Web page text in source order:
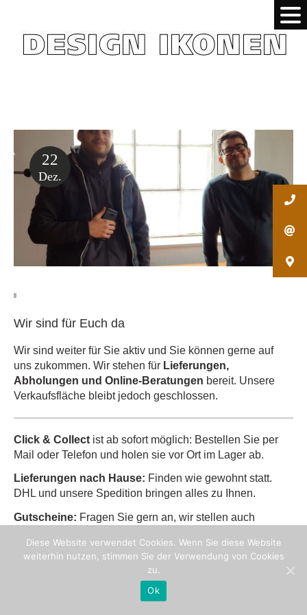
22
Dez.
Wir sind für Euch da
Wir sind weiter für Sie aktiv und Sie können gerne auf
uns zukommen. Wir stehen für Lieferungen,
Abholungen und Online-Beratungen bereit. Unsere
Verkaufsfläche bleibt jedoch geschlossen.
Click & Collect ist ab sofort möglich: Bestellen Sie per
Mail oder Telefon und holen sie vor Ort im Lager ab.
Lieferungen nach Hause: Finden wie gewohnt statt.
DHL und unsere Spedition bringen alles zu Ihnen.
Gutscheine: Fragen Sie gern an, wir stellen auch
Diese Website verwendet Cookies. Wenn Sie diese Website
weiterhin nutzen, stimmen Sie der Verwendung von Cookies
zu.
Ok